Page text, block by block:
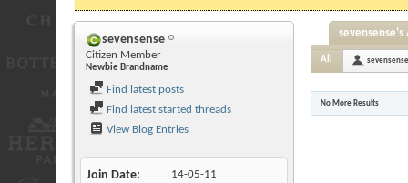
sevensense
Citizen Member
Newbie Brandname
Find latest posts
Find latest started threads
View Blog Entries
Join Date 14-05-11
sevensense's
All sevensense
No More Results